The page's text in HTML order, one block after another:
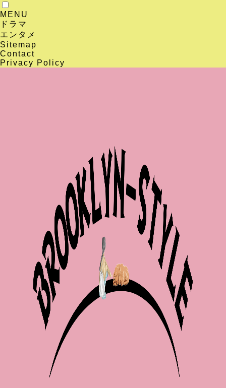
MENU
ドラマ
エンタメ
Sitemap
Contact
Privacy Policy